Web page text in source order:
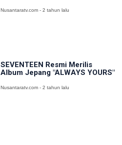
Nusantaratv.com - 2 tahun lalu
SEVENTEEN Resmi Merilis
Album Jepang "ALWAYS YOURS"
Nusantaratv.com - 2 tahun lalu